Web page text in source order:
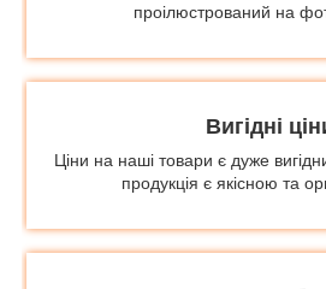
проілюстрований на
Вигідні
Ціни на наші товари є дуже
продукція є якісною та